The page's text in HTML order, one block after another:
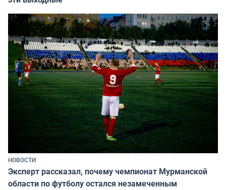
НОВОСТИ
Эксперт рассказал, почему чемпионат Мурманской
области по футболу остался незамеченным